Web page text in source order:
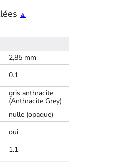
🔼
2,85 mm
0.1
gris anthracite
(Anthracite Grey)
nulle (opaque)
oui
1.1